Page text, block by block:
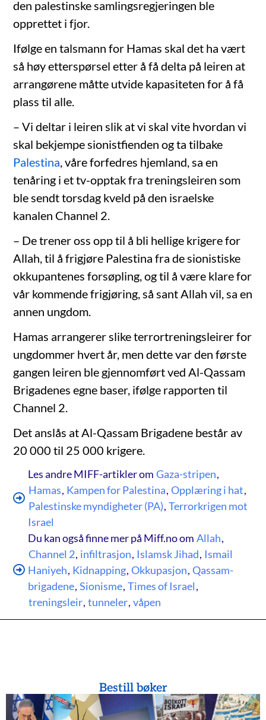
den palestinske samlingsregjeringen ble
opprettet i fjor.
Ifølge en talsmann for Hamas skal det ha vært
så høy etterspørsel etter å få delta på leiren at
arrangørene måtte utvide kapasiteten for å få
plass til alle.
– Vi deltar i leiren slik at vi skal vite hvordan vi
skal bekjempe sionistfienden og ta tilbake
Palestina , våre forfedres hjemland, sa en
tenåring i et tv-opptak fra treningsleiren som
ble sendt torsdag kveld på den israelske
kanalen Channel 2.
– De trener oss opp til å bli hellige krigere for
Allah, til å frigjøre Palestina fra de sionistiske
okkupantenes forsøpling, og til å være klare for
vår kommende frigjøring, så sant Allah vil, sa en
annen ungdom.
Hamas arrangerer slike terrortreningsleirer for
ungdommer hvert år, men dette var den første
gangen leiren ble gjennomført ved Al-Qassam
Brigadenes egne baser, ifølge rapporten til
Channel 2.
Det anslås at Al-Qassam Brigadene består av
20 000 til 25 000 krigere.
Les andre MIFF-artikler om Gaza-stripen,
Hamas, Kampen for Palestina, Opplæring i hat,
Palestinske myndigheter (PA), Terrorkrigen mot
Israel
Du kan også finne mer på Miff.no om Allah,
Channel 2, infiltrasjon, Islamsk Jihad, Ismail
Haniyeh, Kidnapping, Okkupasjon, Qassam-
brigadene, Sionisme, Times of Israel,
treningsleir, tunneler, våpen
Bestill bøker